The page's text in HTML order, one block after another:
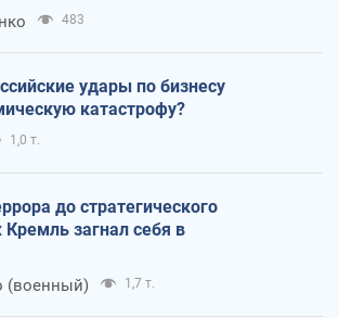
483
удары по бизнесу
катастрофу?
1,0 т.
до стратегического
загнал себя в
(военный) 1,7 т.